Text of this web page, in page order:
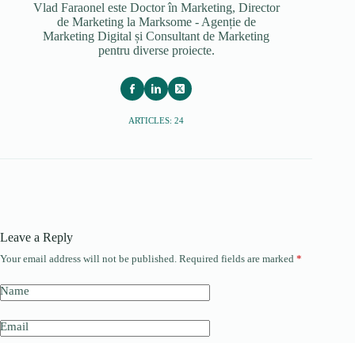
Vlad Faraonel este Doctor în Marketing, Director
de Marketing la Marksome - Agenție de
Marketing Digital și Consultant de Marketing
pentru diverse proiecte.
ARTICLES: 24
Leave a Reply
Your email address will not be published. Required fields are marked *
Name
Email